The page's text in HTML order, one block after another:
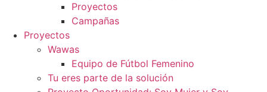
Proyectos
Campañas
Proyectos
Wawas
Equipo de Fútbol Femenino
Tu eres parte de la solución